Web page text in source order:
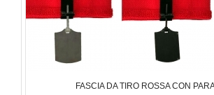
FASCIA DA TIRO ROSSA CON